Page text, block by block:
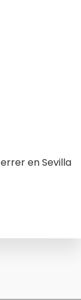
en Sevilla